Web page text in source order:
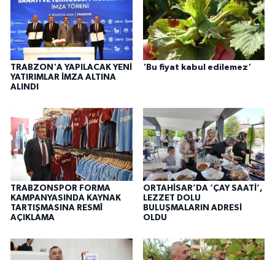
TRABZON'A YAPILACAK YENİ
YATIRIMLAR İMZA ALTINA
ALINDI
'Bu fiyat kabul edilemez'
TRABZONSPOR FORMA
KAMPANYASINDA KAYNAK
TARTIŞMASINA RESMÎ
AÇIKLAMA
ORTAHİSAR’DA ‘ÇAY SAATİ’,
LEZZET DOLU
BULUŞMALARIN ADRESİ
OLDU